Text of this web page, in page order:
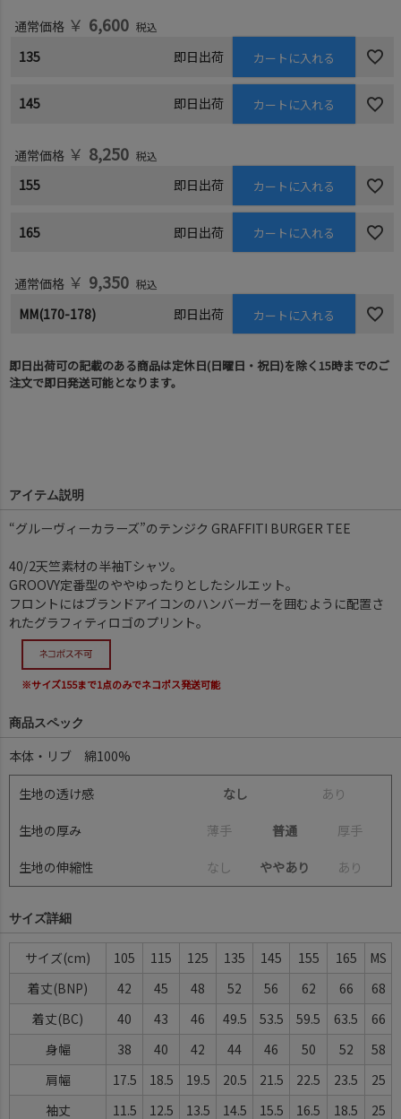
通常価格 ￥ 6,600 税込
135 即日出荷 カートに入れる
145 即日出荷 カートに入れる
通常価格 ￥ 8,250 税込
155 即日出荷 カートに入れる
165 即日出荷 カートに入れる
通常価格 ￥ 9,350 税込
MM(170-178) 即日出荷 カートに入れる
即日出荷可の記載のある商品は定休日(日曜日・祝日)を除く15時までのご
注文で即日発送可能となります。
アイテム説明
“グルーヴィーカラーズ”のテンジク GRAFFITI BURGER TEE
40/2天竺素材の半袖Tシャツ。
GROOVY定番型のややゆったりとしたシルエット。
フロントにはブランドアイコンのハンバーガーを囲むように配置さ
れたグラフィティロゴのプリント。
※サイズ155まで1点のみでネコポス発送可能
商品スペック
本体・リブ 綿100%
生地の透け感 なし あ り
生地の厚み 薄手 普通 厚手
生地の伸縮性 な し ややあり あ り
サイズ詳細
サイズ 105 115 125 135 145 155 165
MS
着丈(BNP)
42 45 48 52 56 62 66
68
着丈(BC)
40 43 46 49.5 53.5 59.5 63.5
66
身幅
38 40 42 44 46 50 52
58
肩幅
17.5 18.5 19.5 20.5 21.5 22.5 23.5
25
袖丈
11.5 12.5 13.5 14.5 15.5 16.5 18.5 25